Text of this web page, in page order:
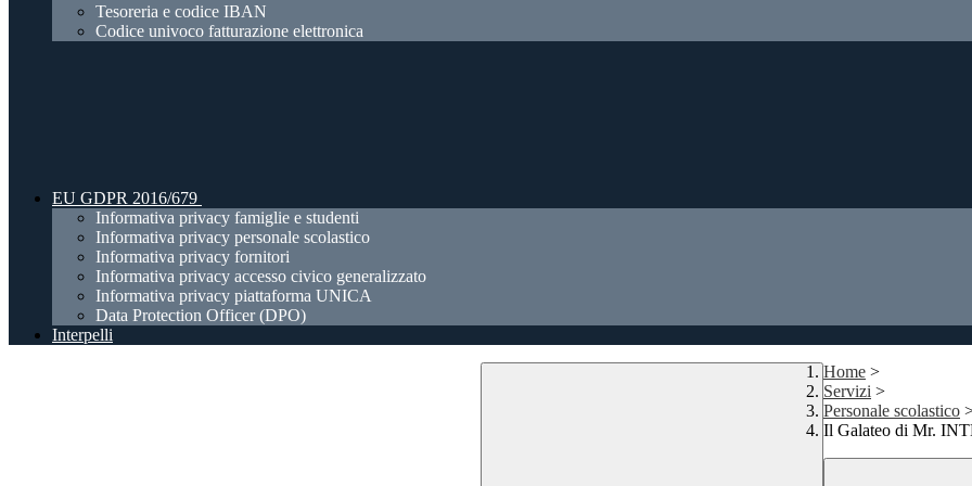
Tesoreria e codice IBAN
Codice univoco fatturazione elettronica
EU GDPR 2016/679
Informativa privacy famiglie e studenti
Informativa privacy personale scolastico
Informativa privacy fornitori
Informativa privacy accesso civico generalizzato
Informativa privacy piattaforma UNICA
Data Protection Officer (DPO)
Interpelli
Home >
Servizi >
Personale scolastico
Il Galateo di Mr.